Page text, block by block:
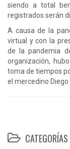
siendo a total
registrados serán
A causa de la
virtual y con la
de la pandemia
organización,
toma de tiempos
el mercedino Diego
CATEGORÍAS